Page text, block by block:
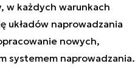
w każdych warunkach
układów naprowadzania
nowych,
systemem naprowadzania.